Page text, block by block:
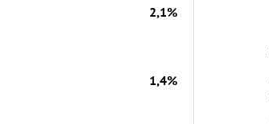
2,1%
1,4%